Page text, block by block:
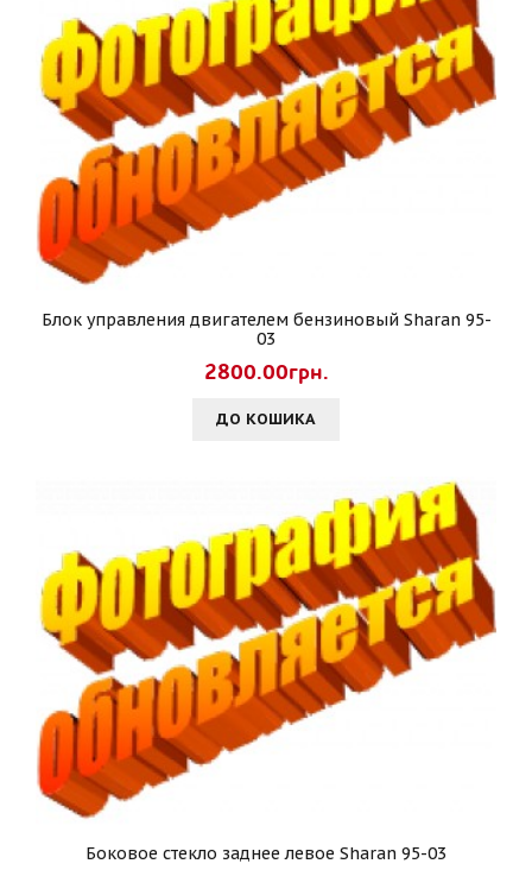
Блок управления двигателем бензиновый Sharan 95-
03
2800.00грн.
ДО КОШИКА
Боковое стекло заднее левое Sharan 95-03